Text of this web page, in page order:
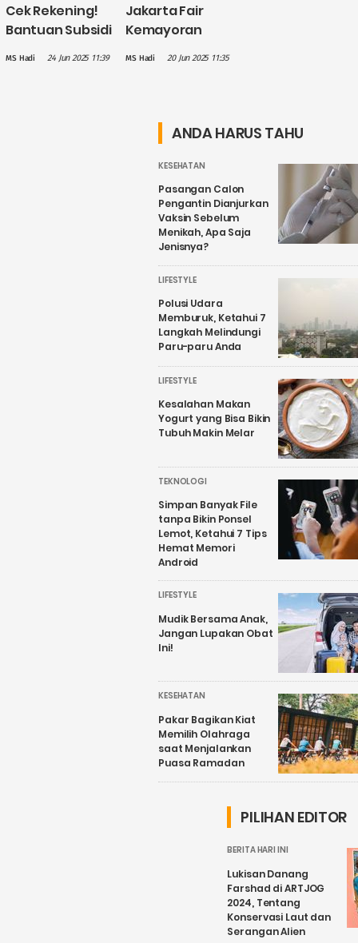
Cek Rekening!
Bantuan Subsidi
Sudah Cair ke
MS Hadi 24 Jun 2025 11:39
Jakarta Fair
Kemayoran
dari Rp7,5 Triliun
MS Hadi 20 Jun 2025 11:35
ANDA HARUS TAHU
KESEHATAN
Pasangan Calon
Pengantin Dianjurkan
Vaksin Sebelum
Menikah, Apa Saja
Jenisnya?
LIFESTYLE
Polusi Udara
Memburuk, Ketahui 7
Langkah Melindungi
Paru-paru Anda
LIFESTYLE
Kesalahan Makan
Yogurt yang Bisa Bikin
Tubuh Makin Melar
TEKNOLOGI
Simpan Banyak File
tanpa Bikin Ponsel
Lemot, Ketahui 7 Tips
Hemat Memori
Android
LIFESTYLE
Mudik Bersama Anak,
Jangan Lupakan Obat
Ini!
KESEHATAN
Pakar Bagikan Kiat
Memilih Olahraga
saat Menjalankan
Puasa Ramadan
PILIHAN EDITOR
BERITA HARI INI
Lukisan Danang
Farshad di ARTJOG
2024, Tentang
Konservasi Laut dan
Serangan Alien